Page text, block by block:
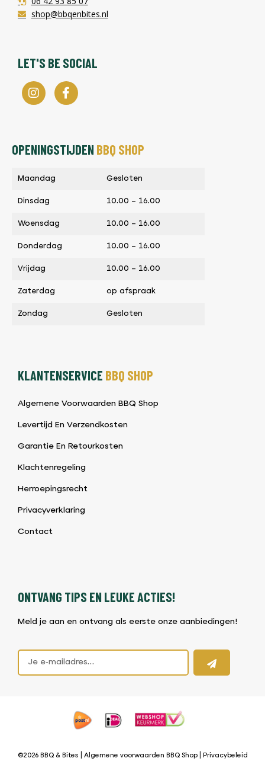
shop@bbqenbites.nl
LET'S BE SOCIAL
OPENINGSTIJDENBBQ SHOP
Maandag Gesloten
Dinsdag 10.00 – 16.00
Woensdag 10.00 – 16.00
Donderdag 10.00 – 16.00
Vrijdag 10.00 – 16.00
Zaterdag op afspraak
Zondag Gesloten
KLANTENSERVICE BBQ SHOP
Algemene Voorwaarden BBQ Shop
Levertijd En Verzendkosten
Garantie En Retourkosten
Klachtenregeling
Herroepingsrecht
Privacyverklaring
Contact
ONTVANG TIPS EN LEUKE ACTIES!
Meld je aan en ontvang als eerste onze aanbiedingen!
©2026 BBQ & Bites | Algemene voorwaarden BBQ Shop| Privacybeleid